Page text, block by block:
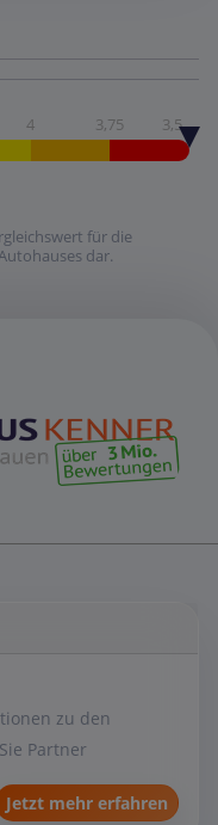
4 3,75 3,5
für die
dar.
zu den
Partner
Jetzt mehr erfahren